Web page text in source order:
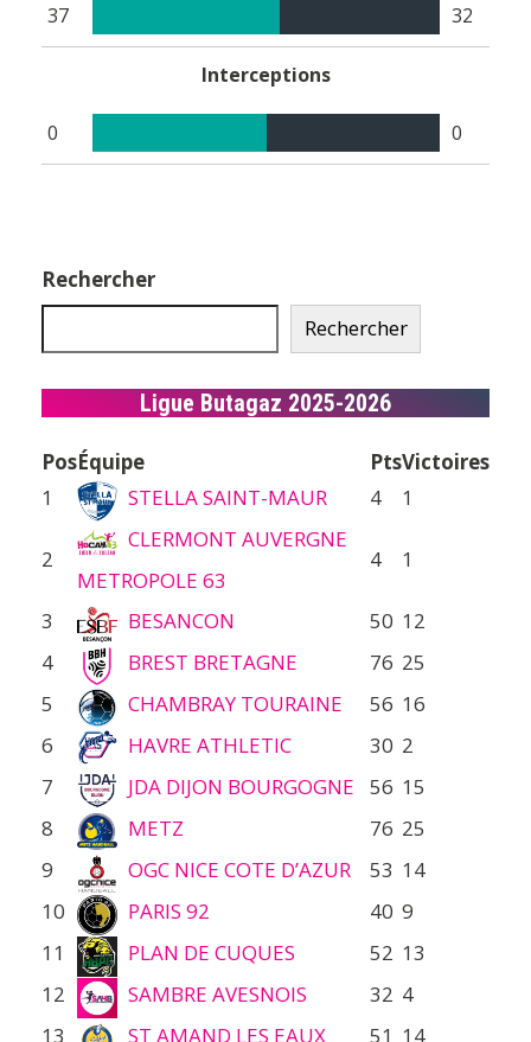
37 32
Interceptions
0 0
Rechercher
Rechercher
Ligue Butagaz 2025-2026
PosÉquipe PtsVictoires
1
STELLA SAINT-MAUR 4 1
2
CLERMONT AUVERGNE
METROPOLE 63
4 1
3 BESANCON 50 12
4
BREST BRETAGNE 76 25
5
CHAMBRAY TOURAINE 56 16
6
HAVRE ATHLETIC 30 2
7
JDA DIJON BOURGOGNE 56 15
8
METZ 76 25
9
OGC NICE COTE D’AZUR 53 14
10
PARIS 92 40 9
11
PLAN DE CUQUES 52 13
12
SAMBRE AVESNOIS 32 4
13
ST AMAND LES EAUX 51 14